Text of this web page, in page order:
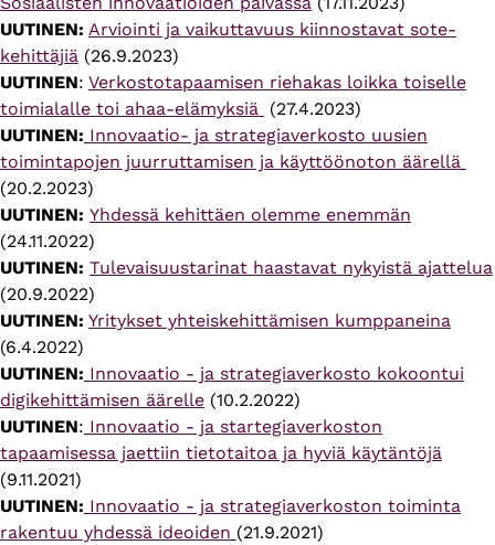
UUTINEN: Arviointi ja vaikuttavuus kiinnostavat sote-
kehittäjiä (26.9.2023)
UUTINEN: Verkostotapaamisen riehakas loikka toiselle
toimialalle toi ahaa-elämyksiä (27.4.2023)
UUTINEN: Innovaatio- ja strategiaverkosto uusien
toimintapojen juurruttamisen ja käyttöönoton äärellä
(20.2.2023)
UUTINEN: Yhdessä kehittäen olemme enemmän
(24.11.2022)
UUTINEN: Tulevaisuustarinat haastavat nykyistä ajattelua
(20.9.2022)
UUTINEN: Yritykset yhteiskehittämisen kumppaneina
(6.4.2022)
UUTINEN: Innovaatio - ja strategiaverkosto kokoontui
digikehittämisen äärelle (10.2.2022)
UUTINEN: Innovaatio - ja startegiaverkoston
tapaamisessa jaettiin tietotaitoa ja hyviä käytäntöjä
(9.11.2021)
UUTINEN: Innovaatio - ja strategiaverkoston toiminta
rakentuu yhdessä ideoiden (21.9.2021)